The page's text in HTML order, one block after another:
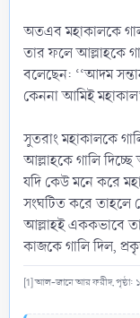
অতএব মহাকালকে
তার ফলে আল্লাহকে
বলেছেন: ‘‘আদম
কেননা আমিই
সুতরাং মহাকালকে
আল্লাহকে গালি
যদি কেউ মনে করে
সংঘটিত করে তাহলে
আল্লাহই এককভাবে
কাজকে গালি দিল,
[1] আল-জামে আর ফরীদ, পৃষ্ঠা: